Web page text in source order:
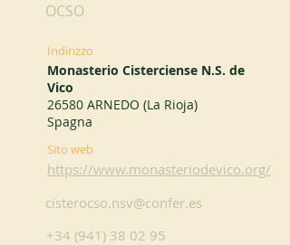
OCSO
Indirizzo
Monasterio Cisterciense N.S. de
Vico
26580 ARNEDO (La Rioja)
Spagna
Sito web
https://www.monasteriodevico.org/
cisterocso.nsv@confer.es
+34 (941) 38 02 95